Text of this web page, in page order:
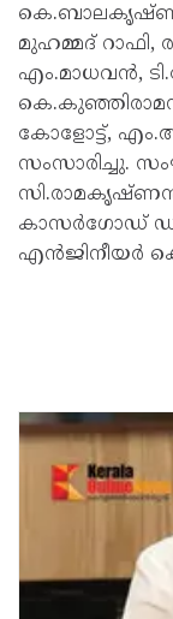
മുഹമ്മദ് റാഫി,
എം.മാധവൻ,
കോളോട്ട്,
സംസാരിച്ചു.
കാസർഗോഡ്
എൻജിനീയർ